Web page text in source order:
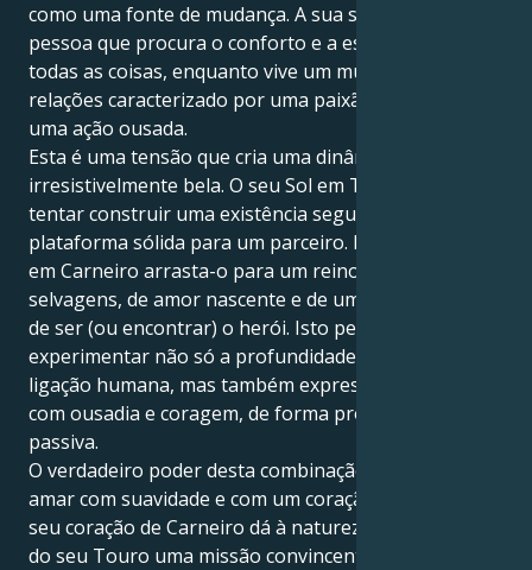
como uma fonte de mudança. A sua superfície é uma
pessoa que procura o conforto e a estabilidade em
todas as coisas, enquanto vive um mundo de
relações caracterizado por uma paixão ardente e
uma ação ousada.
Esta é uma tensão que cria uma dinâmica
irresistivelmente bela. O seu Sol em Touro está a
tentar construir uma existência segura e uma
plataforma sólida para um parceiro. Mas a sua Vénus
em Carneiro arrasta-o para um reino de ligações
selvagens, de amor nascente e de uma necessidade
de ser (ou encontrar) o herói. Isto permite-lhe
experimentar não só a profundidade sensual da
ligação humana, mas também expressar o seu afeto
com ousadia e coragem, de forma protetora... nunca
passiva.
O verdadeiro poder desta combinação é ser capaz de
amar com suavidade e com um coração implacável. O
seu coração de Carneiro dá à natureza terra a terra
do seu Touro uma missão convincente, e você é